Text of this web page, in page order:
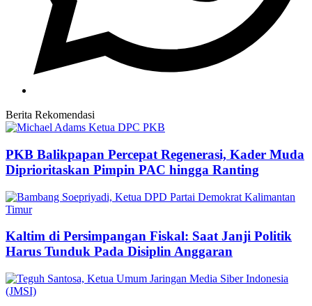
Berita Rekomendasi
PKB Balikpapan Percepat Regenerasi, Kader Muda
Diprioritaskan Pimpin PAC hingga Ranting
Kaltim di Persimpangan Fiskal: Saat Janji Politik
Harus Tunduk Pada Disiplin Anggaran